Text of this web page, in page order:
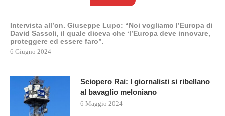
Intervista all’on. Giuseppe Lupo: “Noi vogliamo l’Europa di
David Sassoli, il quale diceva che ‘l’Europa deve innovare,
proteggere ed essere faro”.
6 Giugno 2024
Sciopero Rai: I giornalisti si ribellano
al bavaglio meloniano
6 Maggio 2024